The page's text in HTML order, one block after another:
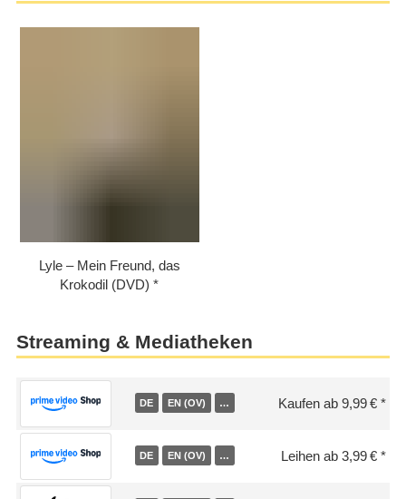
Lyle – Mein Freund, das
Krokodil (DVD)
Streaming & Mediatheken
DE EN (OV) … Kaufen ab 9,99 €
DE EN (OV) … Leihen ab 3,99 €